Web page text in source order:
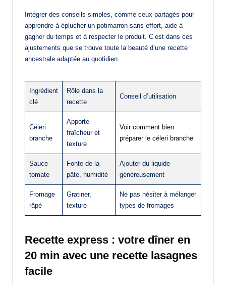
Intégrer des conseils simples, comme ceux partagés pour
apprendre à éplucher un potimarron sans effort, aide à
gagner du temps et à respecter le produit. C’est dans ces
ajustements que se trouve toute la beauté d’une recette
ancestrale adaptée au quotidien.
Ingrédient
clé
Rôle dans la
recette
Conseil d’utilisation
Céleri
branche
Apporte
fraîcheur et
texture
Voir comment bien
préparer le céleri branche
Sauce
tomate
Fonte de la
pâte, humidité
Ajouter du liquide
généreusement
Fromage
râpé
Gratiner,
texture
Ne pas hésiter à mélanger
types de fromages
Recette express : votre dîner en
20 min avec une recette lasagnes
facile